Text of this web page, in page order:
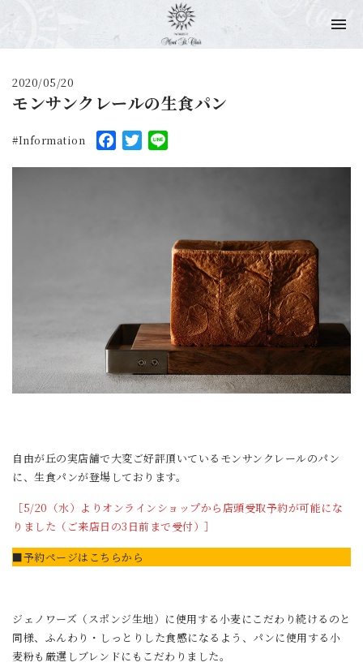
2020/05/20
モンサンクレールの生食パン
Information Facebook
Twitter
自由が丘の実店舗で大変ご好評頂いているモンサンクレールのパン
に、生食パンが登場しております。
［5/20（水）よりオンラインショップから店頭受取予約が可能にな
りました（ご来店日の3日前まで受付）］
■予約ページはこちらから
ジェノワーズ（スポンジ生地）に使用する小麦にこだわり続けるのと
同様、ふんわり・しっとりした食感になるよう、パンに使用する小
麦粉も厳選しブレンドにもこだわりました。